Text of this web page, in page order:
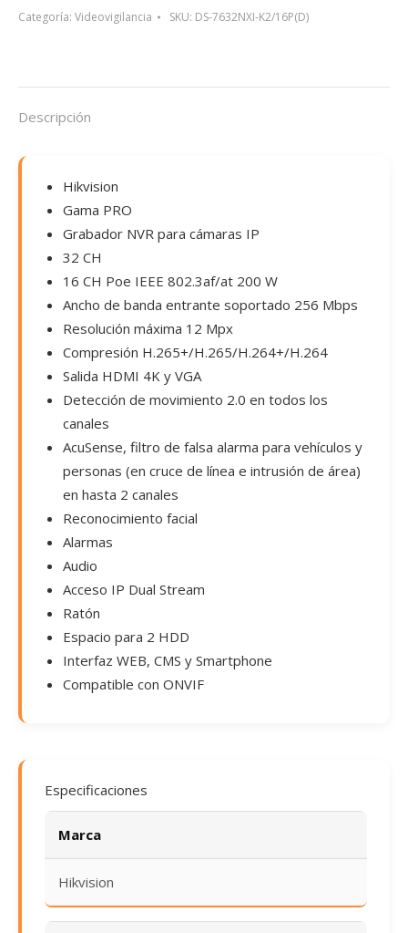
cantidad
Categoría: Videovigilancia SKU: DS-7632NXI-K2/16P(D)
Descripción
Hikvision
Gama PRO
Grabador NVR para cámaras IP
32 CH
16 CH Poe IEEE 802.3af/at 200 W
Ancho de banda entrante soportado 256 Mbps
Resolución máxima 12 Mpx
Compresión H.265+/H.265/H.264+/H.264
Salida HDMI 4K y VGA
Detección de movimiento 2.0 en todos los
canales
AcuSense, filtro de falsa alarma para vehículos y
personas (en cruce de línea e intrusión de área)
en hasta 2 canales
Reconocimiento facial
Alarmas
Audio
Acceso IP Dual Stream
Ratón
Espacio para 2 HDD
Interfaz WEB, CMS y Smartphone
Compatible con ONVIF
Especificaciones
Marca
Hikvision